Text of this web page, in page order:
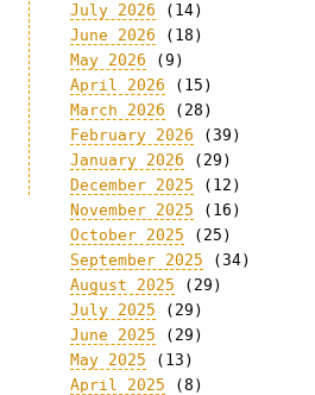
July 2026 (14)
June 2026 (18)
May 2026 (9)
April 2026 (15)
March 2026 (28)
February 2026 (39)
January 2026 (29)
December 2025 (12)
November 2025 (16)
October 2025 (25)
September 2025 (34)
August 2025 (29)
July 2025 (29)
June 2025 (29)
May 2025 (13)
April 2025 (8)